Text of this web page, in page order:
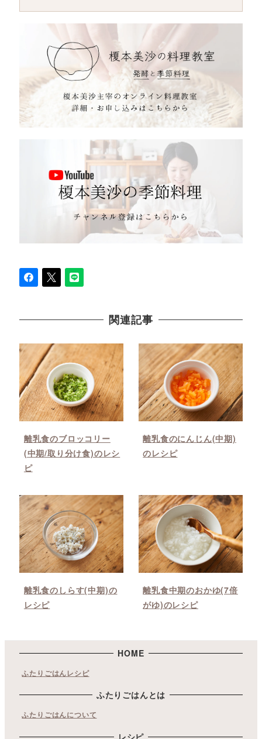
関連記事
離乳食のブロッコリー
(中期/取り分け食)のレシ
ピ
離乳食のにんじん(中期)
のレシピ
離乳食のしらす(中期)の
レシピ
離乳食中期のおかゆ(7倍
がゆ)のレシピ
HOME
ふたりごはんレシピ
ふたりごはんとは
ふたりごはんについて
レシピ